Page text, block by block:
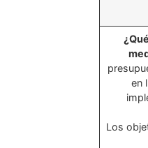
en
Los